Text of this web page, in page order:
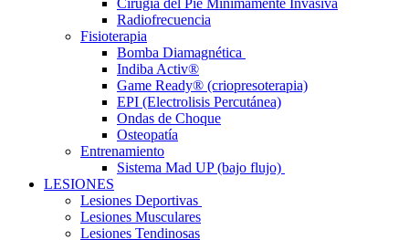
Cirugía del Pie Mínimamente Invasiva
Radiofrecuencia
Fisioterapia
Bomba Diamagnética
Indiba Activ®
Game Ready® (criopresoterapia)
EPI (Electrolisis Percutánea)
Ondas de Choque
Osteopatía
Entrenamiento
Sistema Mad UP (bajo flujo)
LESIONES
Lesiones Deportivas
Lesiones Musculares
Lesiones Tendinosas